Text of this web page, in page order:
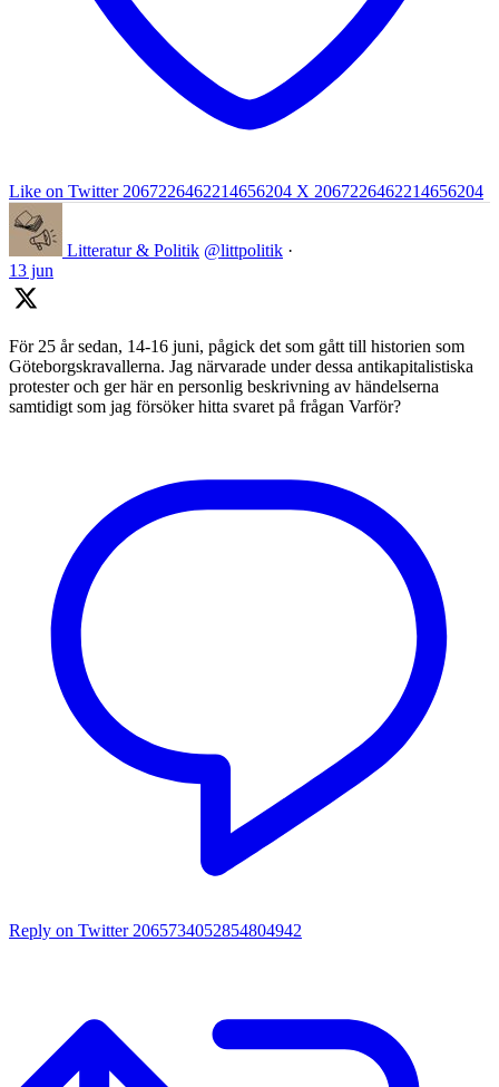
Like on Twitter 2067226462214656204 X 2067226462214656204
Litteratur & Politik @littpolitik ·
13 jun
För 25 år sedan, 14-16 juni, pågick det som gått till historien som
Göteborgskravallerna. Jag närvarade under dessa antikapitalistiska
protester och ger här en personlig beskrivning av händelserna
samtidigt som jag försöker hitta svaret på frågan Varför?
Reply on Twitter 2065734052854804942